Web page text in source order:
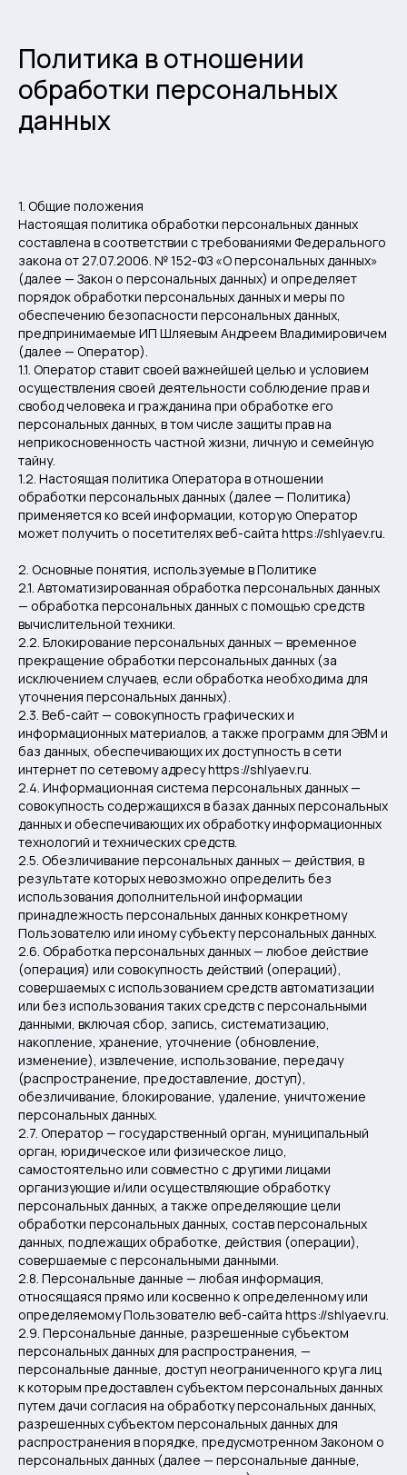
Политика в отношении
обработки персональных
данных
1. Общие положения
Настоящая политика обработки персональных данных
составлена в соответствии с требованиями Федерального
закона от 27.07.2006. № 152-ФЗ «О персональных данных»
(далее — Закон о персональных данных) и определяет
порядок обработки персональных данных и меры по
обеспечению безопасности персональных данных,
предпринимаемые ИП Шляевым Андреем Владимировичем
(далее — Оператор).
1.1. Оператор ставит своей важнейшей целью и условием
осуществления своей деятельности соблюдение прав и
свобод человека и гражданина при обработке его
персональных данных, в том числе защиты прав на
неприкосновенность частной жизни, личную и семейную
тайну.
1.2. Настоящая политика Оператора в отношении
обработки персональных данных (далее — Политика)
применяется ко всей информации, которую Оператор
может получить о посетителях веб-сайта https://shlyaev.ru.
2. Основные понятия, используемые в Политике
2.1. Автоматизированная обработка персональных данных
— обработка персональных данных с помощью средств
вычислительной техники.
2.2. Блокирование персональных данных — временное
прекращение обработки персональных данных (за
исключением случаев, если обработка необходима для
уточнения персональных данных).
2.3. Веб-сайт — совокупность графических и
информационных материалов, а также программ для ЭВМ и
баз данных, обеспечивающих их доступность в сети
интернет по сетевому адресу https://shlyaev.ru.
2.4. Информационная система персональных данных —
совокупность содержащихся в базах данных персональных
данных и обеспечивающих их обработку информационных
технологий и технических средств.
2.5. Обезличивание персональных данных — действия, в
результате которых невозможно определить без
использования дополнительной информации
принадлежность персональных данных конкретному
Пользователю или иному субъекту персональных данных.
2.6. Обработка персональных данных — любое действие
(операция) или совокупность действий (операций),
совершаемых с использованием средств автоматизации
или без использования таких средств с персональными
данными, включая сбор, запись, систематизацию,
накопление, хранение, уточнение (обновление,
изменение), извлечение, использование, передачу
(распространение, предоставление, доступ),
обезличивание, блокирование, удаление, уничтожение
персональных данных.
2.7. Оператор — государственный орган, муниципальный
орган, юридическое или физическое лицо,
самостоятельно или совместно с другими лицами
организующие и/или осуществляющие обработку
персональных данных, а также определяющие цели
обработки персональных данных, состав персональных
данных, подлежащих обработке, действия (операции),
совершаемые с персональными данными.
2.8. Персональные данные — любая информация,
относящаяся прямо или косвенно к определенному или
определяемому Пользователю веб-сайта https://shlyaev.ru.
2.9. Персональные данные, разрешенные субъектом
персональных данных для распространения, —
персональные данные, доступ неограниченного круга лиц
к которым предоставлен субъектом персональных данных
путем дачи согласия на обработку персональных данных,
разрешенных субъектом персональных данных для
распространения в порядке, предусмотренном Законом о
персональных данных (далее — персональные данные,